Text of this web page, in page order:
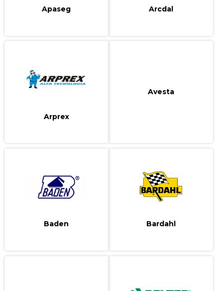
Apaseg Arcdal
Arprex
Avesta
Baden Bardahl